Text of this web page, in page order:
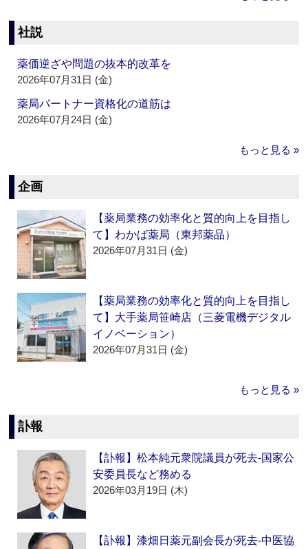
社説
薬価逆ざや問題の抜本的改革を
2026年07月31日 (金)
薬局パートナー資格化の道筋は
2026年07月24日 (金)
もっと見る »
企画
【薬局業務の効率化と質的向上を目指し
て】わかば薬局（東邦薬品）
2026年07月31日 (金)
【薬局業務の効率化と質的向上を目指し
て】大手薬局笹崎店（三菱電機デジタル
イノベーション）
2026年07月31日 (金)
もっと見る »
訃報
【訃報】松本純元衆院議員が死去‐国家公
安委員長など務める
2026年03月19日 (木)
【訃報】漆畑日薬元副会長が死去‐中医協